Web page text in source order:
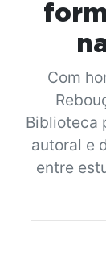
Com
Biblioteca
autoral e
entre